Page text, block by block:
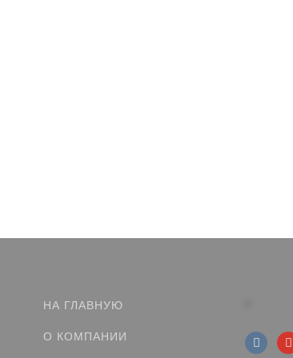
НА ГЛАВНУЮ
О КОМПАНИИ